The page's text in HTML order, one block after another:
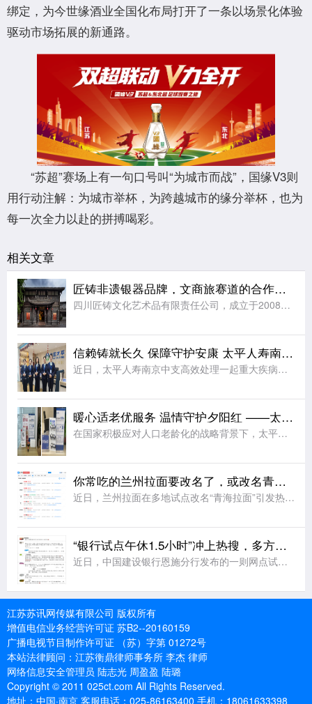
绑定，为今世缘酒业全国化布局打开了一条以场景化体验
驱动市场拓展的新通路。
“苏超”赛场上有一句口号叫“为城市而战”，国缘V3则
用行动注解：为城市举杯，为跨越城市的缘分举杯，也为
每一次全力以赴的拼搏喝彩。
相关文章
匠铸非遗银器品牌，文商旅赛道的合作之选
四川匠铸文化艺术品有限责任公司，成立于2008年，注册资本及实缴资本均为5000万元人民币，是一家集原创设计、生产制造、连锁零售于一体的银文化企业。公司总部位于四川成都，在职员工千余人，是全国工商联金
信赖铸就长久 保障守护安康 太平人寿南京中支高效赔付110万元赢得客户赞誉
近日，太平人寿南京中支高效处理一起重大疾病理赔案件，向客户达先生支付保险金共计110万元。本次理赔以专业、细节、温暖的服务切实履行了保险承诺，生动诠释了公司“以客户为中心”的服务理念。达先生自2014
暖心适老优服务 温情守护夕阳红 ——太平人寿江苏分公司2026年适老化服务工作纪实
在国家积极应对人口老龄化的战略背景下，太平人寿江苏分公司始终秉持“金融为民”的服务理念，聚焦老年客户群体的实际需求，持续优化服务流程、升级服务设施、提升服务温度，切实将适老化工作落到实处，用实际行动诠
你常吃的兰州拉面要改名了，或改名青海拉面
近日，兰州拉面在多地试点改名“青海拉面”引发热议。据悉，改名背后藏着一场近40年的品牌错位。兰州本地并无 “兰州拉面” 叫法，正宗本土面食称作兰州牛肉面。上世纪80年代，青海化隆、尖扎群众外出谋生，借
“银行试点午休1.5小时”冲上热搜，多方发声
近日，中国建设银行恩施分行发布的一则网点试行午休的公告引发网友热议，公告显示，自2026年8月3日起，辖内所有网点试行工作日午休，上午9:00-12:30、下午14:00-17:00对外营业，12:3
江苏苏讯网传媒有限公司 版权所有
增值电信业务经营许可证 苏B2--20160159
广播电视节目制作许可证 （苏）字第 01272号
本站法律顾问：江苏衡鼎律师事务所 李杰 律师
网络信息安全管理员 陆志光 周盈盈 陆璐
Copyright © 2011 025ct.com All Rights Reserved.
地址：中国·南京 客服电话：025-86163400 手机：18061633398